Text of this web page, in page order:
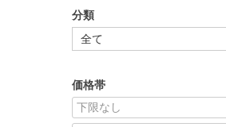
分類
価格帯